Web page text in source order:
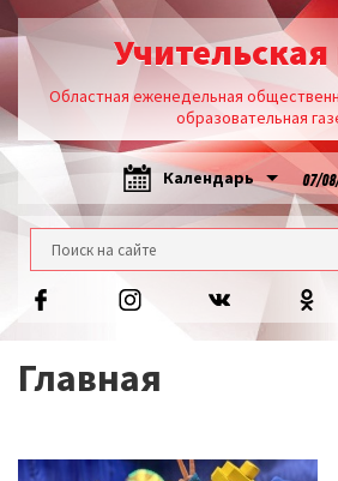
Областная еженедельная
образовательная
Календарь 07/
Главная